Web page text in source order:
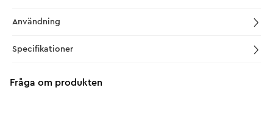
Användning
Specifikationer
Fråga om produkten